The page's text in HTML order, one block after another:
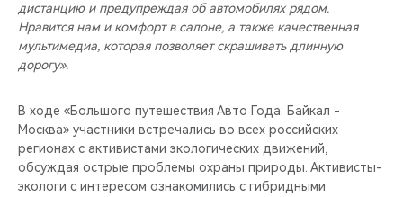
дистанцию и предупреждая об автомобилях рядом.
Нравится нам и комфорт в салоне, а также качественная
мультимедиа, которая позволяет скрашивать длинную
дорогу».
В ходе «Большого путешествия Авто Года: Байкал -
Москва» участники встречались во всех российских
регионах с активистами экологических движений,
обсуждая острые проблемы охраны природы. Активисты-
экологи с интересом ознакомились с гибридными